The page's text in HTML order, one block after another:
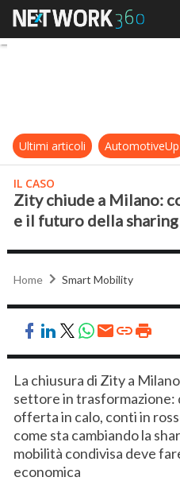
Zity
Ultimi articoli AutomotiveUp
IL CASO
Zity chiude a Milano:
e il futuro della
Home Smart Mobility
La chiusura di Zity a
settore in trasformazione:
offerta in calo, conti in
come sta cambiando la
mobilità condivisa deve
economica